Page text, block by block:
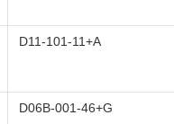
D11-101-11+A
D06B-001-46+G